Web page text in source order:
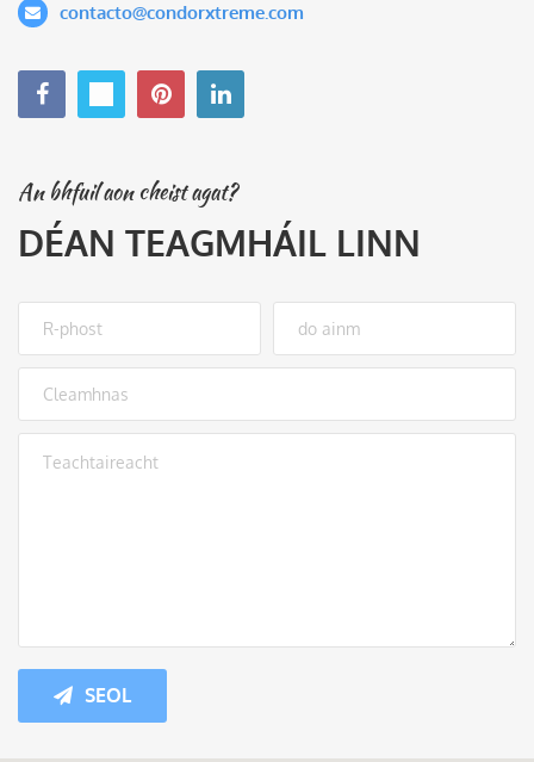
contacto@condorxtreme.com
An bhfuil aon cheist agat?
DÉAN TEAGMHÁIL LINN
SEOL